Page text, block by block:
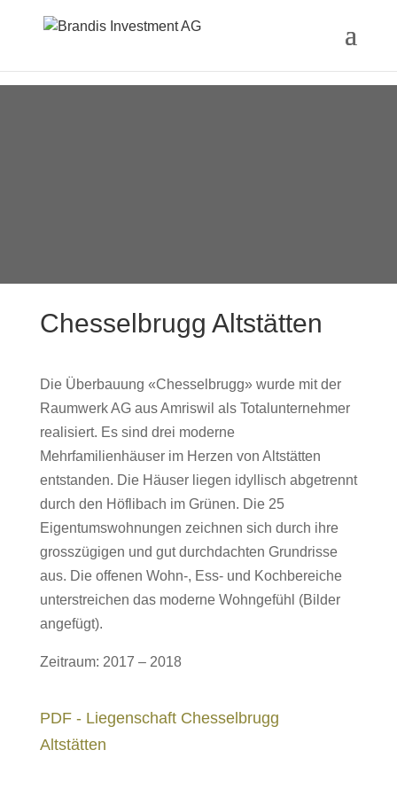
Chesselbrugg Altstätten
Die Überbauung «Chesselbrugg» wurde mit der
Raumwerk AG aus Amriswil als Totalunternehmer
realisiert. Es sind drei moderne
Mehrfamilienhäuser im Herzen von Altstätten
entstanden. Die Häuser liegen idyllisch abgetrennt
durch den Höflibach im Grünen. Die 25
Eigentumswohnungen zeichnen sich durch ihre
grosszügigen und gut durchdachten Grundrisse
aus. Die offenen Wohn-, Ess- und Kochbereiche
unterstreichen das moderne Wohngefühl (Bilder
angefügt).
Zeitraum: 2017 – 2018
PDF - Liegenschaft Chesselbrugg
Altstätten